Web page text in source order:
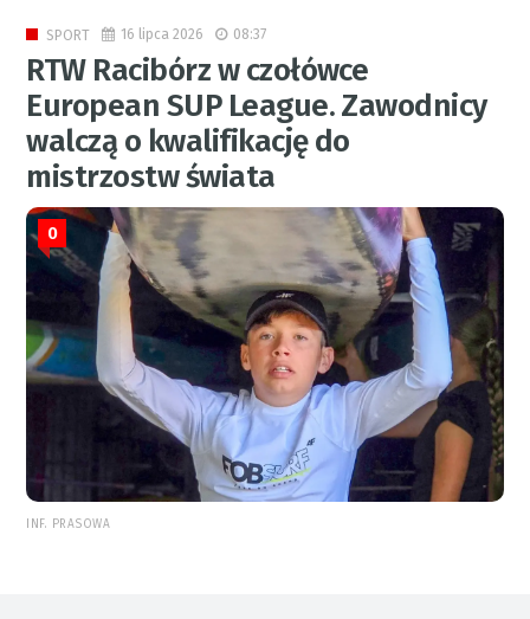
SPORT 16 lipca 2026 08:37
RTW Racibórz w czołówce
European SUP League. Zawodnicy
walczą o kwalifikację do
mistrzostw świata
0
INF. PRASOWA